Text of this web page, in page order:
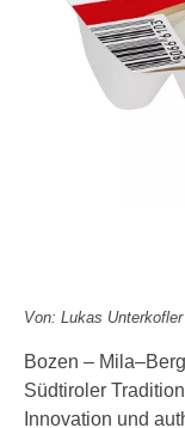
Von: Lukas Unterkofler
Bozen –
Südtiroler
Innovation und